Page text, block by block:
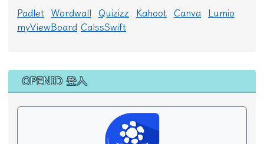
Padlet Wordwall Quizizz Kahoot Canva
Lumio
myViewBoard CalssSwift
右邊區域內容
OPENID 登入